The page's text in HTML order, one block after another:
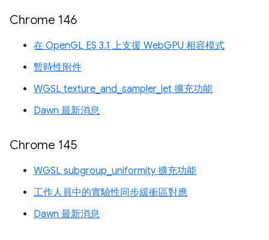
Chrome 146
在 OpenGL ES 3.1 上支援 WebGPU 相容模式
暫時性附件
WGSL texture_and_sampler_let 擴充功能
Dawn 最新消息
Chrome 145
WGSL subgroup_uniformity 擴充功能
工作人員中的實驗性同步緩衝區對應
Dawn 最新消息